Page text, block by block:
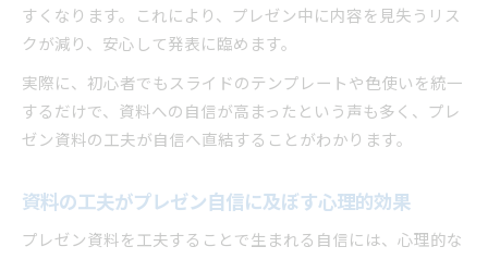
すくなります。これにより、プレゼン中に内容を見失うリス
クが減り、安心して発表に臨めます。
実際に、初心者でもスライドのテンプレートや色使いを統一
するだけで、資料への自信が高まったという声も多く、プレ
ゼン資料の工夫が自信へ直結することがわかります。
資料の工夫がプレゼン自信に及ぼす心理的効果
プレゼン資料を工夫することで生まれる自信には、心理的な